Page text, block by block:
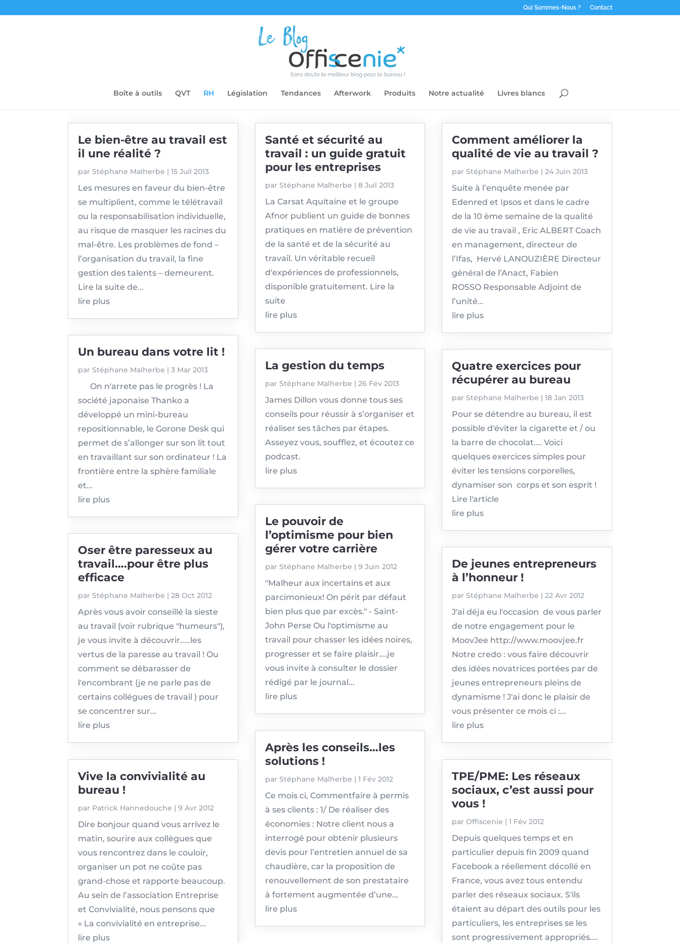
Qui Sommes-Nous ? Contact
Boîte à outils QVT RH Législation Tendances Afterwork Produits Notre actualité Livres blancs
Le bien-être au travail est
il une réalité ?
parStéphane Malherbe |15 Juil 2013
Les mesures en faveur du bien-être
se multiplient, comme le télétravail
ou la responsabilisation individuelle,
au risque de masquer les racines du
mal-être. Les problèmes de fond –
l’organisation du travail, la fine
gestion des talents – demeurent.
Lire la suite de...
lire plus
Un bureau dans votre lit !
parStéphane Malherbe |3 Mar 2013
On n'arrete pas le progrès ! La
société japonaise Thanko a
développé un mini-bureau
repositionnable, le Gorone Desk qui
permet de s’allonger sur son lit tout
en travaillant sur son ordinateur ! La
frontière entre la sphère familiale
et...
lire plus
Oser être paresseux au
travail….pour être plus
efficace
parStéphane Malherbe |28 Oct 2012
Après vous avoir conseillé la sieste
au travail (voir rubrique "humeurs"),
je vous invite à découvrir.....les
vertus de la paresse au travail ! Ou
comment se débarasser de
l'encombrant (je ne parle pas de
certains collégues de travail ) pour
se concentrer sur...
lire plus
Vive la convivialité au
bureau !
par Patrick Hannedouche |9 Avr 2012
Dire bonjour quand vous arrivez le
matin, sourire aux collègues que
vous rencontrez dans le couloir,
organiser un pot ne coûte pas
grand-chose et rapporte beaucoup.
Au sein de l’association Entreprise
et Convivialité, nous pensons que
« La convivialité en entreprise...
lire plus
Santé et sécurité au
travail : un guide gratuit
pour les entreprises
par Stéphane Malherbe | 8 Juil 2013
La Carsat Aquitaine et le groupe
Afnor publient un guide de bonnes
pratiques en matière de prévention
de la santé et de la sécurité au
travail. Un véritable recueil
d'expériences de professionnels,
disponible gratuitement. Lire la
suite
lire plus
La gestion du temps
par Stéphane Malherbe | 26 Fév 2013
James Dillon vous donne tous ses
conseils pour réussir à s’organiser et
réaliser ses tâches par étapes.
Asseyez vous, soufflez, et écoutez ce
podcast.
lire plus
Le pouvoir de
l’optimisme pour bien
gérer votre carrière
par Stéphane Malherbe | 9 Juin 2012
"Malheur aux incertains et aux
parcimonieux! On périt par défaut
bien plus que par excès." - Saint-
John Perse Ou l'optimisme au
travail pour chasser les idées noires,
progresser et se faire plaisir....je
vous invite à consulter le dossier
rédigé par le journal...
lire plus
Après les conseils…les
solutions !
par Stéphane Malherbe | 1 Fév 2012
Ce mois ci, Commentfaire à permis
à ses clients : 1/ De réaliser des
économies : Notre client nous a
interrogé pour obtenir plusieurs
devis pour l’entretien annuel de sa
chaudière, car la proposition de
renouvellement de son prestataire
à fortement augmentée d’une...
lire plus
Comment améliorer la
qualité de vie au travail ?
par Stéphane Malherbe | 24 Juin 2013
Suite à l’enquête menée par
Edenred et Ipsos et dans le cadre
de la 10 ème semaine de la qualité
de vie au travail , Eric ALBERT Coach
en management, directeur de
l’Ifas, Hervé LANOUZIÈRE Directeur
général de l’Anact, Fabien
ROSSO Responsable Adjoint de
l’unité...
lire plus
Quatre exercices pour
récupérer au bureau
par Stéphane Malherbe | 18 Jan 2013
Pour se détendre au bureau, il est
possible d'éviter la cigarette et / ou
la barre de chocolat.... Voici
quelques exercices simples pour
éviter les tensions corporelles,
dynamiser son corps et son esprit !
Lire l'article
lire plus
De jeunes entrepreneurs
à l’honneur !
par Stéphane Malherbe | 22 Avr 2012
J'ai déja eu l'occasion de vous parler
de notre engagement pour le
MoovJee http://www.moovjee.fr
Notre credo : vous faire découvrir
des idées novatrices portées par de
jeunes entrepreneurs pleins de
dynamisme ! J'ai donc le plaisir de
vous présenter ce mois ci :...
lire plus
TPE/PME: Les réseaux
sociaux, c’est aussi pour
vous !
par Offiscenie | 1 Fév 2012
Depuis quelques temps et en
particulier depuis fin 2009 quand
Facebook a réellement décollé en
France, vous avez tous entendu
parler des réseaux sociaux. S'ils
étaient au départ des outils pour les
particuliers, les entreprises se les
sont progressivement appropriés....